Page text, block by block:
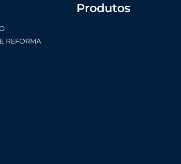
REFORMA
Produtos